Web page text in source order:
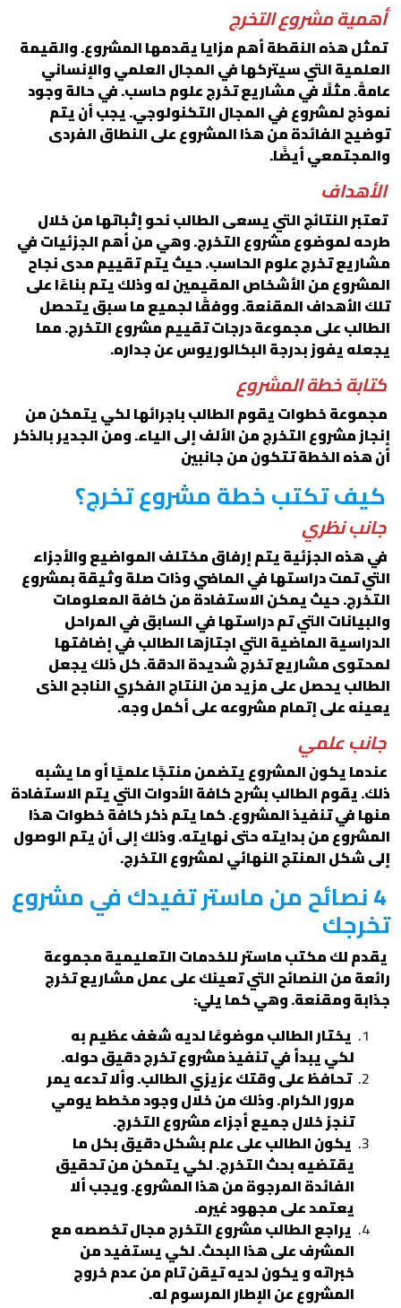
أهمية مشروع التخرج
تمثل هذه النقطة أهم مزايا يقدمها المشروع. والقيمة
العلمية التي سيتركها في المجال العلمي والإنساني
عامةً. مثلًا في مشاريع تخرج علوم حاسب. في حالة وجود
نموذج لمشروع في المجال التكنولوجي. يجب أن يتم
توضيح الفائدة من هذا المشروع على النطاق الفردى
والمجتمعي أيضًا.
الأهداف
تعتبر النتائج التي يسعى الطالب نحو إثباتها من خلال
طرحه لموضوع مشروع التخرج. وهي من أهم الجزئيات في
مشاريع تخرج علوم الحاسب. حيث يتم تقييم مدى نجاح
المشروع من الأشخاص المقيمين له وذلك يتم بناءًا على
تلك الأهداف المقنعة. ووفقًا لجميع ما سبق يتحصل
الطالب على مجموعة درجات تقييم مشروع التخرج. مما
يجعله يفوز بدرجة البكالوريوس عن جداره.
كتابة خطة المشروع
مجموعة خطوات يقوم الطالب باجرائها لكي يتمكن من
إنجاز مشروع التخرج من الألف إلى الياء. ومن الجدير بالذكر
أن هذه الخطة تتكون من جانبين
كيف تكتب خطة مشروع تخرج؟
جانب نظري
في هذه الجزئية يتم إرفاق مختلف المواضيع والأجزاء
التي تمت دراستها في الماضي وذات صلة وثيقة بمشروع
التخرج. حيث يمكن الاستفادة من كافة المعلومات
والبيانات التي تم دراستها في السابق في المراحل
الدراسية الماضية التي اجتازها الطالب في إضافتها
لمحتوى مشاريع تخرج شديدة الدقة. كل ذلك يجعل
الطالب يحصل على مزيد من النتاج الفكري الناجح الذى
يعينه على إتمام مشروعه على أكمل وجه.
جانب علمي
عندما يكون المشروع يتضمن منتجًا علميًا أو ما يشبه
ذلك. يقوم الطالب بشرح كافة الأدوات التي يتم الاستفادة
منها في تنفيذ المشروع. كما يتم ذكر كافة خطوات هذا
المشروع من بدايته حتى نهايته. وذلك إلى أن يتم الوصول
إلى شكل المنتج النهائي لمشروع التخرج.
4 نصائح من ماستر تفيدك في مشروع
تخرجك
يقدم لك مكتب ماستر للخدمات التعليمية مجموعة
رائعة من النصائح التي تعينك على عمل مشاريع تخرج
جذابة ومقنعة. وهي كما يلي:
يختار الطالب موضوعًا لديه شغف عظيم به
لكي يبدأ في تنفيذ مشروع تخرج دقيق حوله.
تحافظ على وقتك عزيزي الطالب. وألا تدعه يمر
مرور الكرام. وذلك من خلال وجود مخطط يومي
تنجز خلال جميع أجزاء مشروع التخرج.
يكون الطالب على علم بشكل دقيق بكل ما
يقتضيه بحث التخرج. لكي يتمكن من تحقيق
الفائدة المرجوة من هذا المشروع. ويجب ألا
يعتمد على مجهود غيره.
يراجع الطالب مشروع التخرج مجال تخصصه مع
المشرف على هذا البحث. لكي يستفيد من
خبراته و يكون لديه تيقن تام من عدم خروج
المشروع عن الإطار المرسوم له.